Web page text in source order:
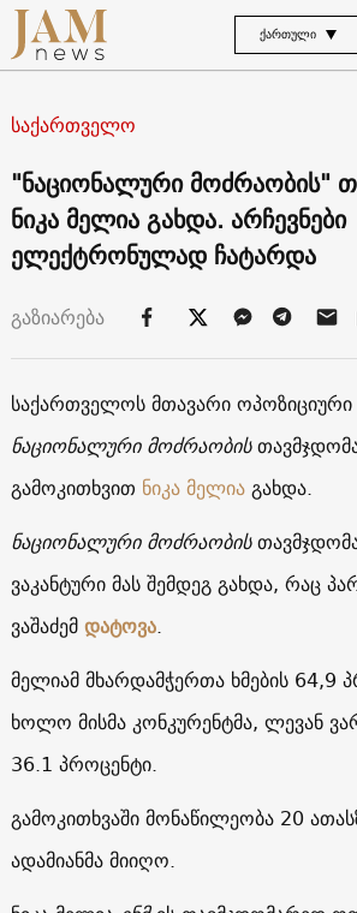
ᲥᲐᲠᲗᲣᲚᲘ
საქართველო
"ნაციონალური მოძრაობის"
ნიკა მელია გახდა. არჩევნები
ელექტრონულად ჩატარდა
გაზიარება
საქართველოს მთავარი ოპოზიციური
ნაციონალური მოძრაობის
გამოკითხვით ნიკა მელიაგახდა.
ნაციონალური მოძრაობის
ვაკანტური მას შემდეგ გახდა, რაც
ვაშაძემდატოვა.
მელიამ მხარდამჭერთა ხმების 64,9
ხოლო მისმა კონკურენტმა, ლევან
36.1 პროცენტი.
გამოკითხვაში მონაწილეობა 20
ადამიანმა მიიღო.